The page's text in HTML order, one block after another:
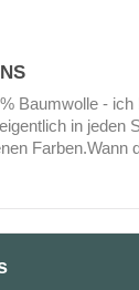
Baumwolle -
in jeden
Farben.Wann